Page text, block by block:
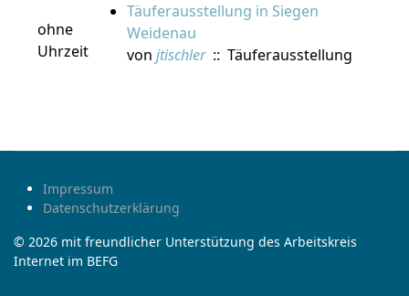
ohne
Uhrzeit
Täuferausstellung in Siegen
Weidenau
von jtischler:: Täuferausstellung
Impressum
Datenschutzerklärung
© 2026 mit freundlicher Unterstützung des Arbeitskreis
Internet im BEFG